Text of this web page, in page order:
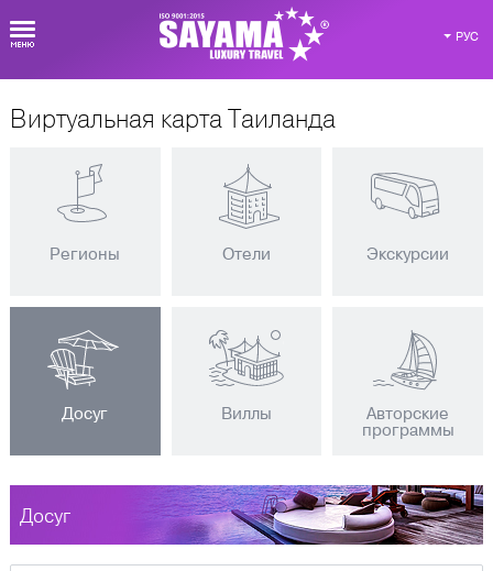
РУС
Виртуальная карта Таиланда
Регионы Отели Экскурсии
Досуг Виллы Авторские
программы
Досуг